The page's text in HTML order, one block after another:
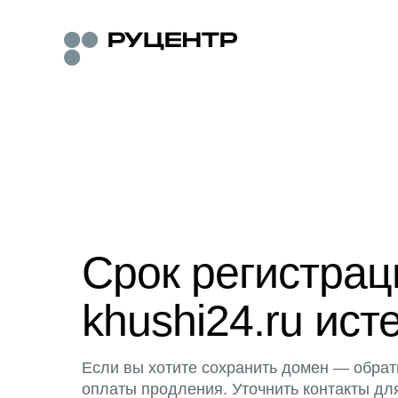
Срок
khushi24.ru
Если вы хотите сохранить домен —
оплаты продления. Уточнить контакты